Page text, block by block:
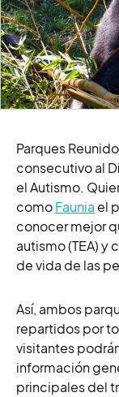
Parques
consecutivo al
el Autismo.
comoFaunia el
conocer mejor
autismo (TEA) y
de vida de las
Así, ambos
repartidos por
visitantes
información
principales del